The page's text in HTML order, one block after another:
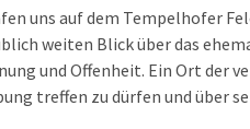
uns auf dem Tempelhofer
weiten Blick über das
und Offenheit. Ein Ort der
treffen zu dürfen und über